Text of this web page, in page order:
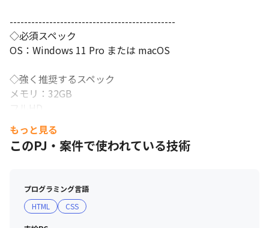
----------------------------------------------
◇必須スペック
OS：Windows 11 Pro または macOS
◇強く推奨するスペック
メモリ：32GB
フルHD
修理保証(Macの場合は、AppleCare)
もっと見る
このPJ・案件で使われている技術
プログラミング言語
HTML
CSS